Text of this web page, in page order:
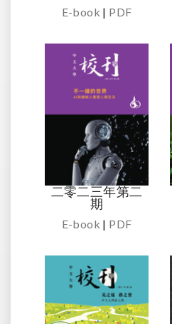
E-book | PDF
二零二三年第二
期
E-book | PDF